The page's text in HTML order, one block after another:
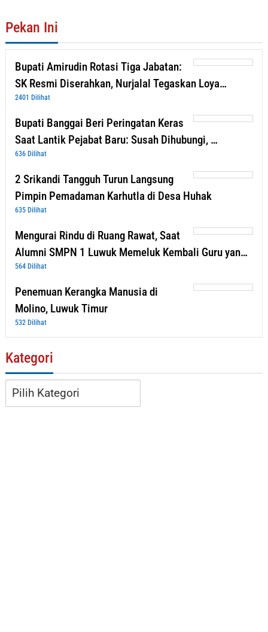
Pekan Ini
Bupati Amirudin Rotasi Tiga Jabatan:
SK Resmi Diserahkan, Nurjalal Tegaskan Loya…
2401 Dilihat
Bupati Banggai Beri Peringatan Keras
Saat Lantik Pejabat Baru: Susah Dihubungi, …
636 Dilihat
2 Srikandi Tangguh Turun Langsung
Pimpin Pemadaman Karhutla di Desa Huhak
635 Dilihat
Mengurai Rindu di Ruang Rawat, Saat
Alumni SMPN 1 Luwuk Memeluk Kembali Guru yan…
564 Dilihat
Penemuan Kerangka Manusia di
Molino, Luwuk Timur
532 Dilihat
Kategori
Kategori